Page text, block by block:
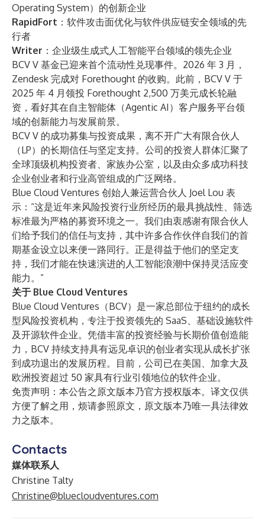
Operating System）的创新企业
RapidFort ：软件攻击面优化与软件供应链安全领域的先
行者
Writer ：企业级生成式人工智能平台领域的领先企业
BCV V 基金已迎来首个流动性兑现事件。2026 年 3 月，
Zendesk 完成对 Forethought 的收购。此前，BCV V 于
2025 年 4 月领投 Forethought 2,500 万美元成长轮融
资，看好其在自主智能体（Agentic AI）客户服务平台领
域的创新能力与发展前景。
BCV V 的成功募集与投资成果，离不开广大有限合伙人
（LP）的长期信任与坚定支持。公司的投资人群体汇聚了
全球顶级机构投资者、家族办公室，以及由众多成功科技
企业创业者和行业高管组成的广泛网络。
Blue Cloud Ventures 创始人兼运营合伙人 Joel Lou 表
示：“这是近年来风险投资行业所经历的最具挑战性、筛选
标准最为严格的募资环境之一。我们由衷感谢有限合伙人
们给予我们的信任与支持，其中许多合作伙伴自我们的首
期基金设立以来便一路同行。正是得益于他们的坚定支
持，我们才能在快速演进的人工智能浪潮中保持灵活应变
能力。”
关于 Blue Cloud Ventures
Blue Cloud Ventures（BCV）是一家总部位于纽约的成长
型风险投资机构，专注于投资领先的 SaaS、基础设施软件
及开源软件企业。凭借丰富的投资经验与长期价值创造能
力，BCV 持续支持具有远见卓识的创业者实现从成长扩张
到成功退出的发展历程。目前，公司已在美国、加拿大及
欧洲投资超过 50 家具有行业引领地位的软件企业。
免责声明：本公告之原文版本乃官方授权版本。译文仅供
方便了解之用，烦请参照原文，原文版本乃唯一具法律效
力之版本。
Contacts
媒体联系人
Christine Talty
Christine@bluecloudventures.com